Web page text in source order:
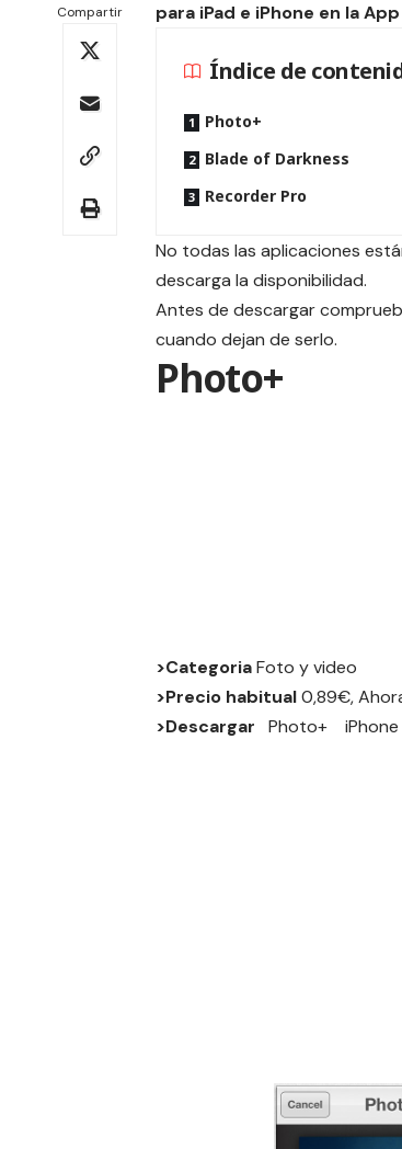
Compartir
para iPad e iPhone en la
Índice de
Photo+
Blade of Darkness
Recorder Pro
No todas las aplicaciones
descarga la disponibilidad.
Antes de descargar
cuando dejan de serlo.
Photo+
>CategoriaFoto y video
>Precio habitual0,89€,
>Descargar
Photo+ iPhone